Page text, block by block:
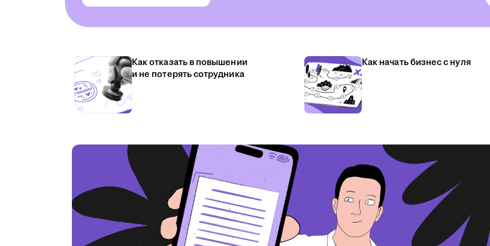
Как отказать в повышении
и не потерять сотрудника
Как начать бизнес с нуля